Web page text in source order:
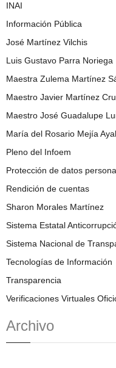
INAI
Información Pública
José Martínez Vilchis
Luis Gustavo Parra Noriega
Maestra Zulema Martínez
Maestro Javier Martínez
Maestro José Guadalupe
María del Rosario Mejía
Pleno del Infoem
Protección de datos
Rendición de cuentas
Sharon Morales Martínez
Sistema Estatal
Sistema Nacional de
Tecnologías de Información
Transparencia
Verificaciones Virtuales
Archivo